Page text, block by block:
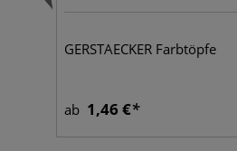
GERSTAECKER Farbtöpfe
ab 1,46 €